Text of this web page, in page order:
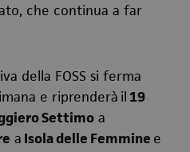
che continua a far
della FOSS si ferma
e riprenderà il19
Settimo a
a Isola delle Femmine e